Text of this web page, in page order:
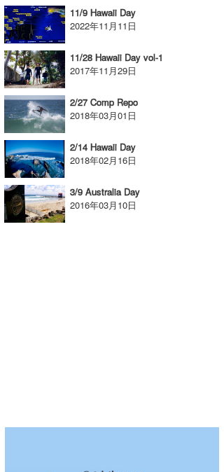
11/9 Hawaii Day
2022年11月11日
11/28 Hawaii Day vol-1
2017年11月29日
2/27 Comp Repo
2018年03月01日
2/14 Hawaii Day
2018年02月16日
3/9 Australia Day
2016年03月10日
wanda
予報士 hiro.
banpaku
Mr.K
chappy
Romisea